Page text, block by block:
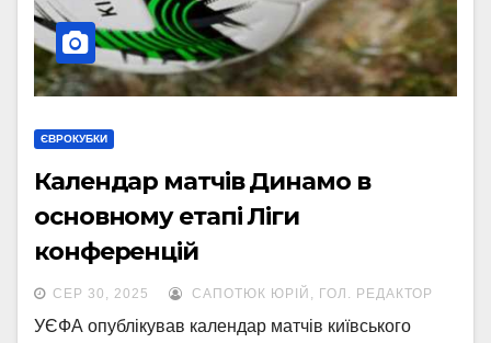
ЄВРОКУБКИ
Календар матчів Динамо в
основному етапі Ліги
конференцій
СЕР 30, 2025 САПОТЮК ЮРІЙ, ГОЛ. РЕДАКТОР
УЄФА опублікував календар матчів київського